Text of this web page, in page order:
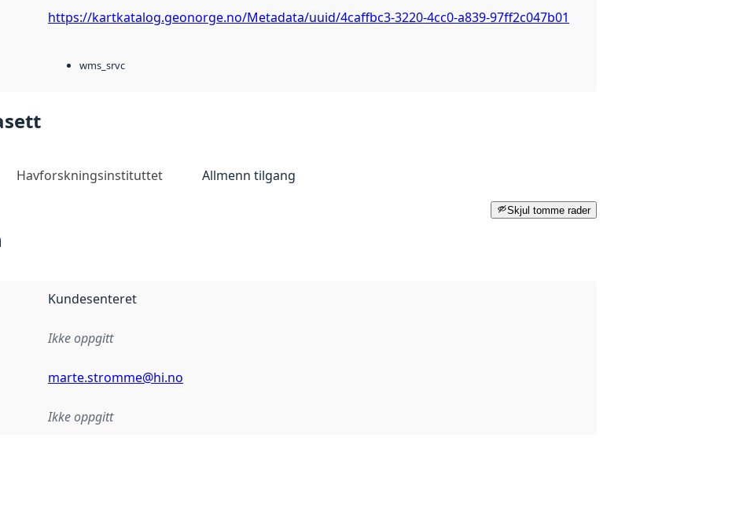
https://kartkatalog.geonorge.no/Metadata/uuid/4caffbc3-3220-4cc0-a839-97ff2c047b01
wms_srvc
Havforskningsinstituttet Allmenn tilgang
Skjul tomme rader
Kundesenteret
Ikke oppgitt
marte.stromme@hi.no
Ikke oppgitt